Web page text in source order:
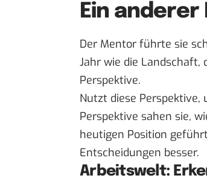
Ein anderer
Der Mentor führte sie
Jahr wie die Landschaft,
Perspektive.
Nutzt diese Perspektive,
Perspektive sahen sie,
heutigen Position
Entscheidungen besser.
Arbeitswelt: